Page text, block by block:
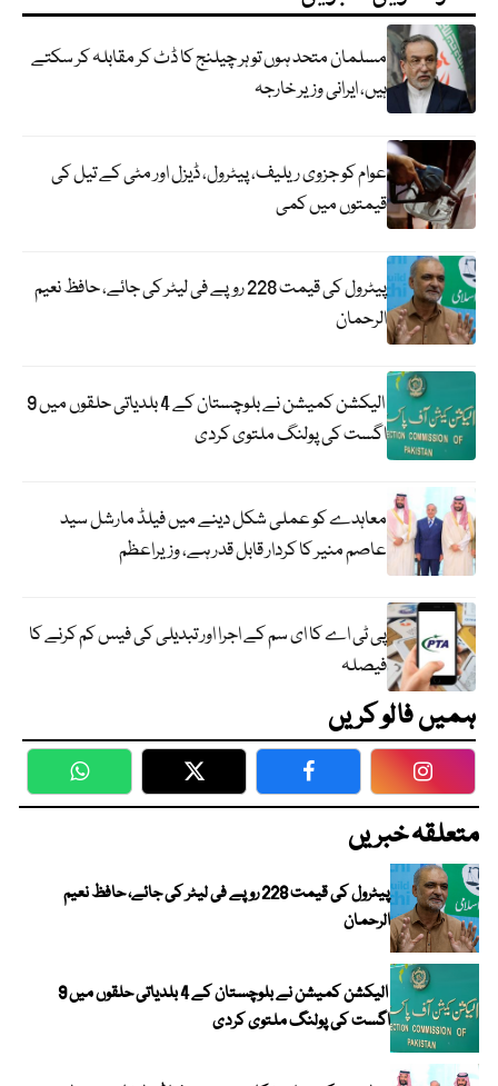
مسلمان متحد ہوں تو ہر چیلنج کا ڈٹ کر مقابلہ کر سکتے
ہیں، ایرانی وزیر خارجہ
عوام کو جزوی ریلیف، پیٹرول، ڈیزل اور مٹی کے تیل کی
قیمتوں میں کمی
پیٹرول کی قیمت 228 روپے فی لیٹر کی جائے، حافظ نعیم
الرحمان
الیکشن کمیشن نے بلوچستان کے 4 بلدیاتی حلقوں میں 9
اگست کی پولنگ ملتوی کردی
معاہدے کو عملی شکل دینے میں فیلڈ مارشل سید
عاصم منیر کا کردار قابل قدر ہے، وزیراعظم
پی ٹی اے کا ای سم کے اجرا اور تبدیلی کی فیس کم کرنے کا
فیصلہ
ہمیں فالو کریں
WhatsApp Twitter Facebook
متعلقہ خبریں
پیٹرول کی قیمت 228 روپے فی لیٹر کی جائے، حافظ نعیم
الرحمان
الیکشن کمیشن نے بلوچستان کے 4 بلدیاتی حلقوں میں 9
اگست کی پولنگ ملتوی کردی